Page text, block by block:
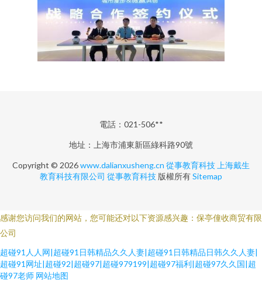
電話：021-506**
地址：上海市浦東新區綠科路90號
Copyright © 2026www.dalianxusheng.cn 從事教育科技 上海戴生
教育科技有限公司 從事教育科技 版權所有Sitemap
感谢您访问我们的网站，您可能还对以下资源感兴趣：保亭僮收商贸有限
公司
超碰91人人网|超碰91日韩精品久久人妻|超碰91日韩精品日韩久久人妻|
超碰91网址|超碰92|超碰97|超碰979199|超碰97福利|超碰97久久国|超
碰97老师 网站地图